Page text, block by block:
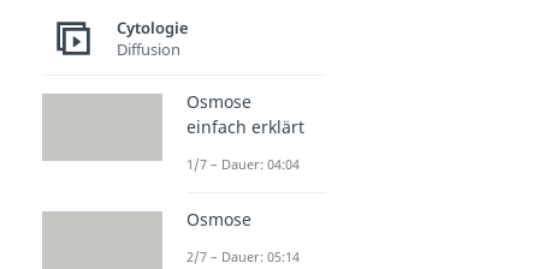
Cytologie
Diffusion
Osmose
einfach erklärt
1/7 – Dauer: 04:04
Osmose
2/7 – Dauer: 05:14